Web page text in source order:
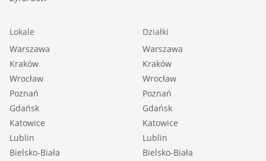
Lokale
Warszawa
Kraków
Wrocław
Poznań
Gdańsk
Katowice
Lublin
Bielsko-Biała
Działki
Warszawa
Kraków
Wrocław
Poznań
Gdańsk
Katowice
Lublin
Bielsko-Biała